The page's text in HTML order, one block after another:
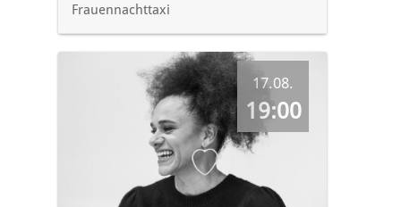
Frauennachttaxi
17.08.
19:00